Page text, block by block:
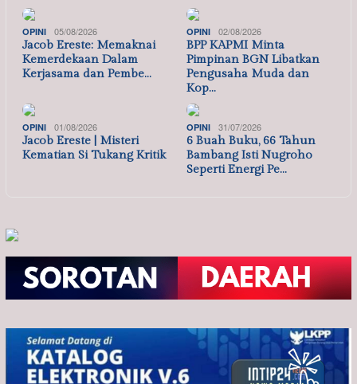
OPINI 05/08/2026
Jacob Ereste: Memaknai
Kemerdekaan Dalam
Kerjasama dan Pembe…
OPINI 02/08/2026
BPP KAPMI Minta
Pimpinan BGN Libatkan
Pengusaha Muda dan
Kop…
OPINI 01/08/2026
Jacob Ereste | Misteri
Kematian Si Tukang Kritik
OPINI 31/07/2026
6 Buah Buku, 66 Tahun
Bambang Isti Nugroho
Seperti Energi Pe…